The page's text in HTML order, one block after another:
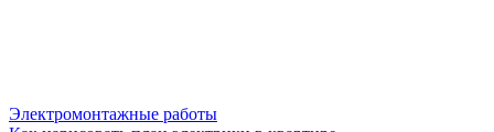
Электромонтажные работы